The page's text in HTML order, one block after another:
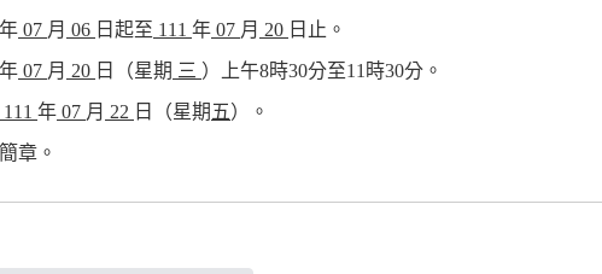
年 07 月 06 日起至 111 年 07 月 20 日止。
年 07 月 20 日（星期 三 ）上午8時30分至11時30分。
111 年 07 月 22 日（星期 五）。
章。